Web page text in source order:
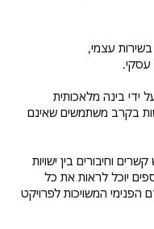
עצמי,
עסקי.
ידי בינה מלאכותית
בקרב משתמשים שאינם
וחיבורים בין ישויות
יוכל לראות את כל
המשויכות לפרויקט